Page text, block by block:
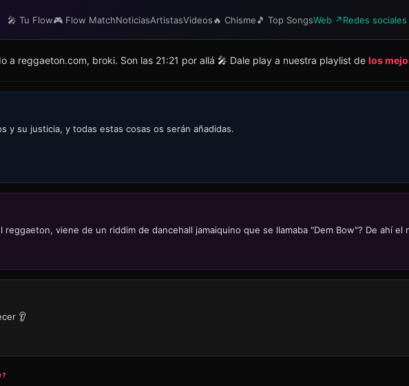
🎤 Tu Flow🎮 Flow MatchNoticiasArtistasVideos🔥 Chisme🎵 Top SongsWeb ↗Redes
a reggaeton.com, broki. Son las 21:21 por allá 🎤 Dale play a nuestra playlist de los
y su justicia, y todas estas cosas os serán añadidas.
reggaeton, viene de un riddim de dancehall jamaiquino que se llamaba "Dem Bow"? De
👂